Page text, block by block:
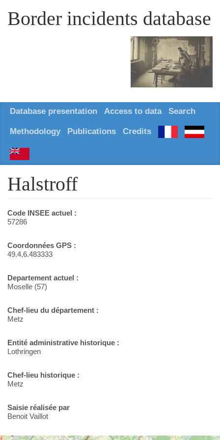
Border incidents database
Database presentation Access to data Search
Methodology Publications Credits
Halstroff
Code INSEE actuel :
57286
Coordonnées GPS :
49.4,6.483333
Departement actuel :
Moselle (57)
Chef-lieu du département :
Metz
Entité administrative historique :
Lothringen
Chef-lieu historique :
Metz
Saisie réalisée par
Benoit Vaillot